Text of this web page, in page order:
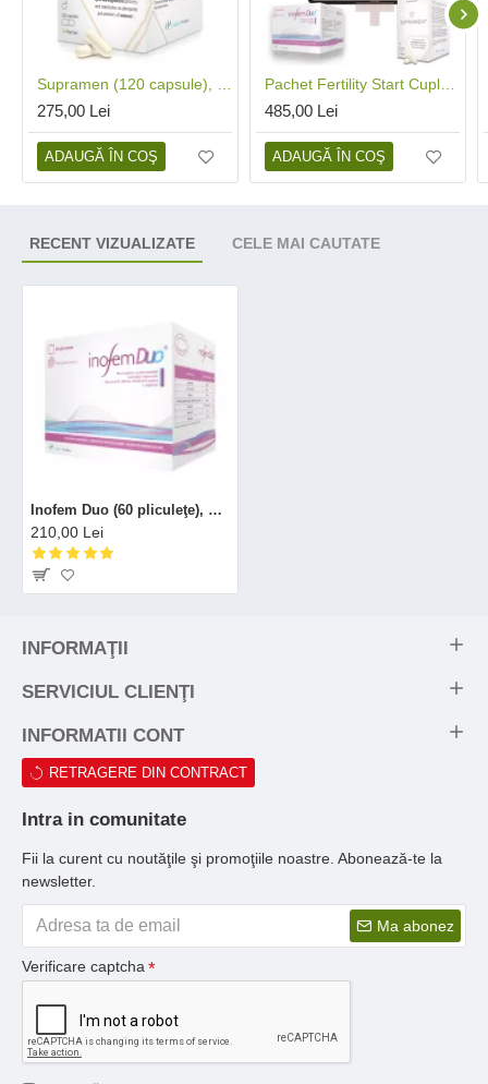
275,00 Lei
ADAUGĂ ÎN COŞ
485,00 Lei
ADAUGĂ ÎN COŞ
RECENT VIZUALIZATE CELE MAI CAUTATE
Inofem Duo (60 pliculeţe), Establo Pharma
210,00 Lei
INFORMAŢII
SERVICIUL CLIENŢI
INFORMATII CONT
RETRAGERE DIN CONTRACT
Intra in comunitate
Fii la curent cu noutăţile şi promoţiile noastre. Abonează-te la
newsletter.
Ma abonez
Verificare captcha